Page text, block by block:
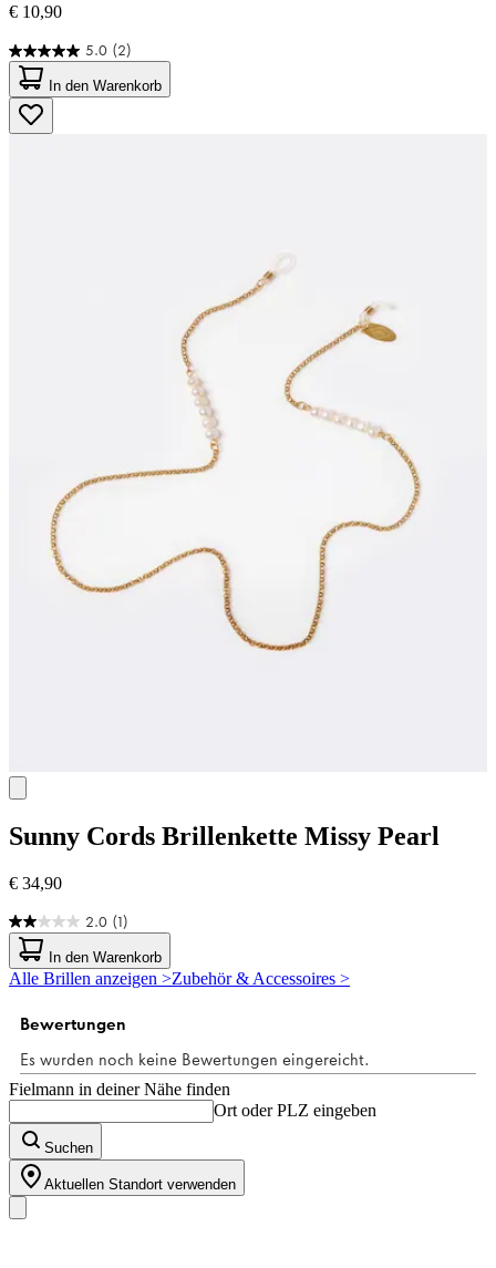
€ 10,90
5.0 (2)
5.0
von
5
Sternen.
2
In den Warenkorb
Sunny Cords Brillenkette Missy Pearl
€ 34,90
2.0 (1)
2.0
von
5
Sternen.
Bewertung
In den Warenkorb
Alle Brillen anzeigen >Zubehör & Accessoires >
Fielmann in deiner Nähe finden
Ort oder PLZ eingeben
Suchen
Aktuellen Standort verwenden